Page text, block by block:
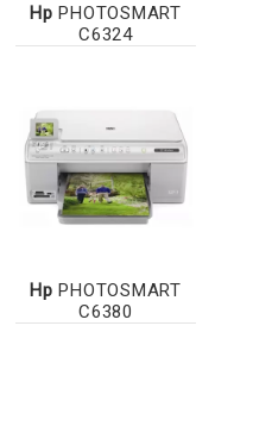
Hp PHOTOSMART
C6324
Hp PHOTOSMART
C6380